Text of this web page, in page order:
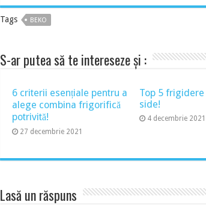
Tags BEKO
S-ar putea să te intereseze și :
6 criterii esențiale pentru a
alege combina frigorifică
potrivită!
27 decembrie 2021
Top 5
side!
4 decembrie 2021
Lasă un răspuns